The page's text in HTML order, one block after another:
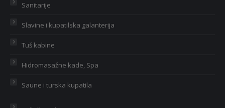
Sanitarije
Slavine i kupatilska galanterija
Tuš kabine
Hidromasažne kade, Spa
Saune i turska kupatila